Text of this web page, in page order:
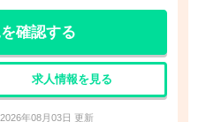
確認する
求人情報を見る
2026年08月03日 更新